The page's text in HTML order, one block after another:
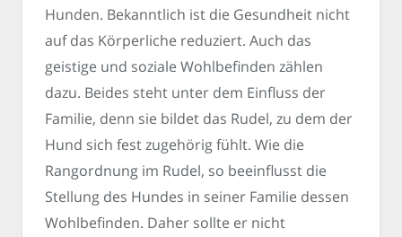
Hunden. Bekanntlich ist die Gesundheit nicht
auf das Körperliche reduziert. Auch das
geistige und soziale Wohlbefinden zählen
dazu. Beides steht unter dem Einfluss der
Familie, denn sie bildet das Rudel, zu dem der
Hund sich fest zugehörig fühlt. Wie die
Rangordnung im Rudel, so beeinflusst die
Stellung des Hundes in seiner Familie dessen
Wohlbefinden. Daher sollte er nicht